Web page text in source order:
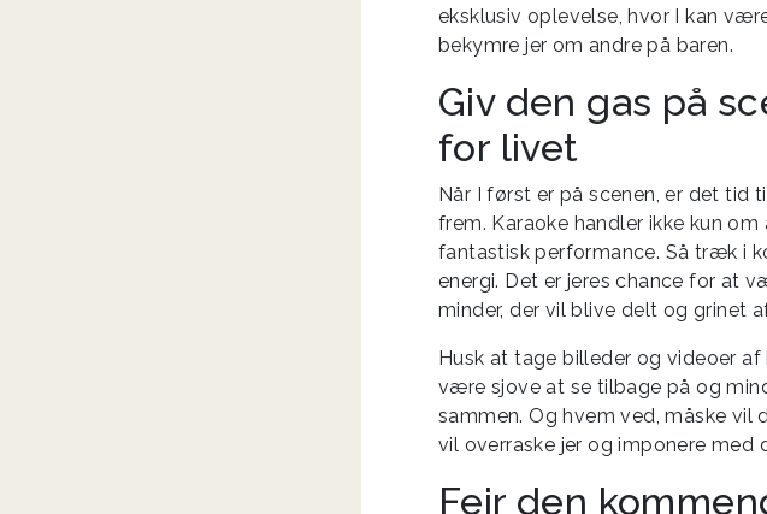
eksklusiv oplevelse, hvor I kan
bekymre jer om andre på baren.
Giv den gas på
for livet
Når I først er på scenen, er det tid
frem. Karaoke handler ikke kun
fantastisk performance. Så træk i
energi. Det er jeres chance for at
minder, der vil blive delt og grinet
Husk at tage billeder og videoer af
være sjove at se tilbage på og
sammen. Og hvem ved, måske
vil overraske jer og imponere med
Fejr den